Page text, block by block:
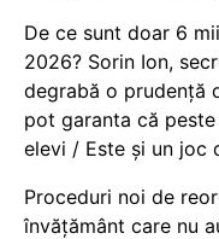
De ce sunt doar 6
2026? Sorin Ion,
degrabă o prudență
pot garanta că
elevi / Este și un joc
Proceduri noi de
învățământ care nu